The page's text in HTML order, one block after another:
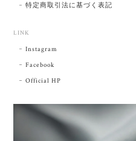
特定商取引法に基づく表記
LINK
Instagram
Facebook
Official HP